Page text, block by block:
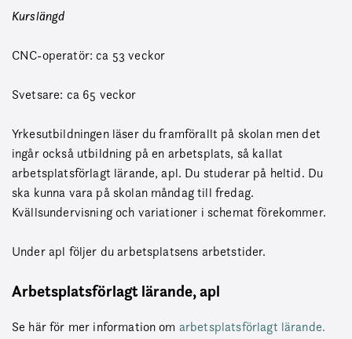
Kurslängd
CNC-operatör: ca 53 veckor
Svetsare: ca 65 veckor
Yrkesutbildningen läser du framförallt på skolan men det
ingår också utbildning på en arbetsplats, så kallat
arbetsplatsförlagt lärande, apl. Du studerar på heltid. Du
ska kunna vara på skolan måndag till fredag.
Kvällsundervisning och variationer i schemat förekommer.
Under apl följer du arbetsplatsens arbetstider.
Arbetsplatsförlagt lärande, apl
Se här för mer information om arbetsplatsförlagt lärande.